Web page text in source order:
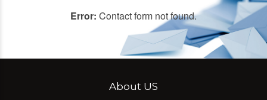
Error: Contact form not found.
About US